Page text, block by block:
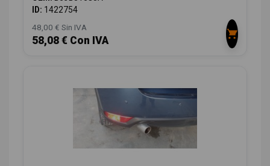
ID: 1422754
48,00 € Sin IVA
58,08 € Con IVA